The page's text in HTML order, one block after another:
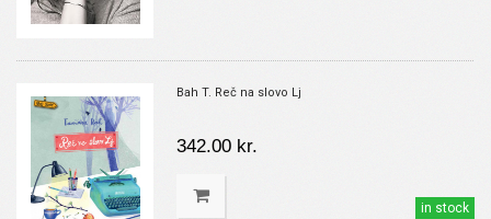
Bah T. Reč na slovo Lj
342.00 kr.
in stock